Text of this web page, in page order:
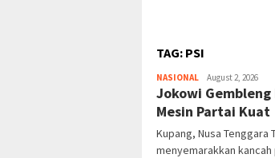
TAG: PSI
NASIONAL August 2, 2026
Jokowi Gembleng
Mesin Partai Kuat
Kupang, Nusa
menyemarakkan